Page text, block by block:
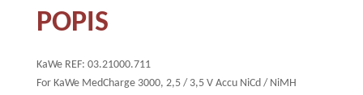
POPIS
KaWe REF: 03.21000.711
For KaWe MedCharge 3000, 2,5 / 3,5 V Accu NiCd / NiMH